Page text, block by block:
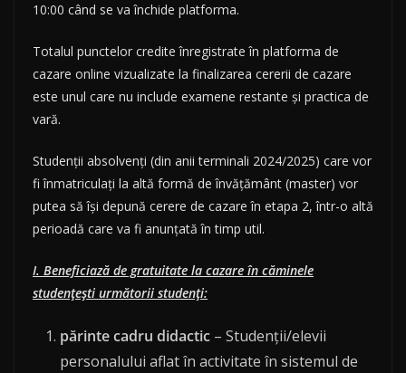
10:00 când se va închide platforma.
Totalul punctelor credite înregistrate în platforma de
cazare online vizualizate la finalizarea cererii de cazare
este unul care nu include examene restante și practica de
vară.
Studenții absolvenți (din anii terminali 2024/2025) care vor
fi înmatriculați la altă formă de învățământ (master) vor
putea să își depună cerere de cazare în etapa 2, într-o altă
perioadă care va fi anunțată în timp util.
I. Beneficiază de gratuitate la cazare în căminele
studenţeşti următorii studenți:
părinte cadru didactic – Studenţii/elevii
personalului aflat în activitate în sistemul de